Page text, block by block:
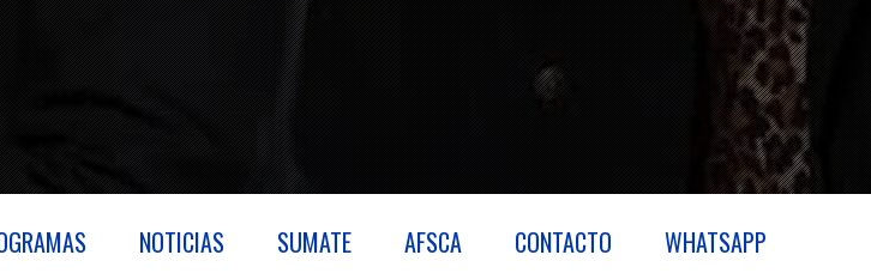
NOTICIAS SUMATE AFSCA CONTACTO WHATSAPP